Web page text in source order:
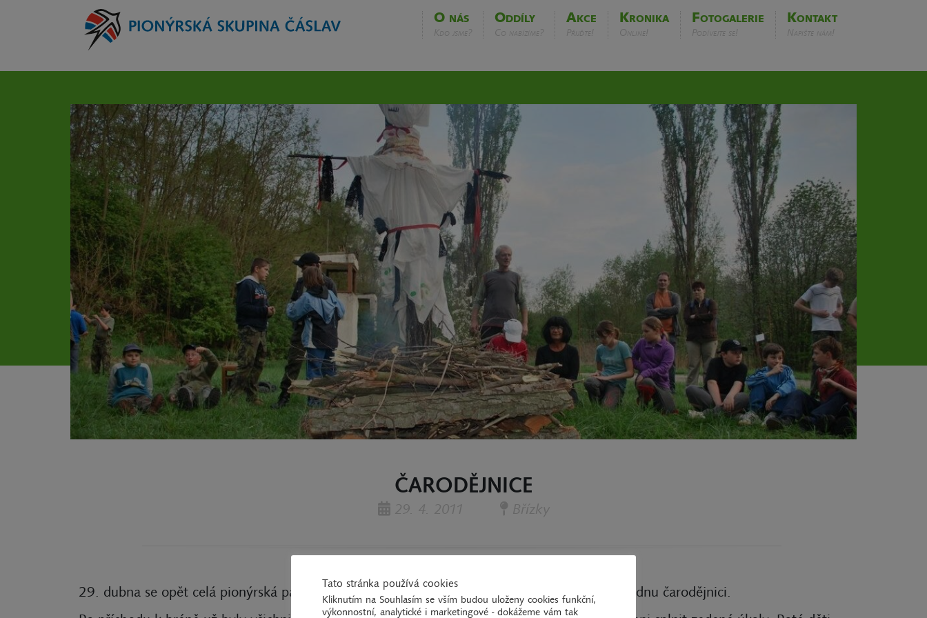
O nás
Kdo jsme?
Oddíly
Co nabízíme?
Akce
Přijďte!
Kronika
Online!
Fotogalerie
Podívejte se!
Kontakt
Napište nám!
ČARODĚJNICE
29. 4. 2011 Břízky
29. dubna se opět celá pionýrská parta, včetně dětí a rodičů, sešla v Břízkách aby upálili nejednu čarodějnici.
Tato stránka používá cookies
Kliknutím na Souhlasím se vším budou uloženy cookies funkční,
výkonnostní, analytické i marketingové - dokážeme vám tak